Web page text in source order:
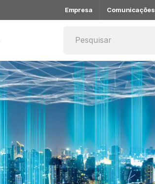
Empresa Comunicações